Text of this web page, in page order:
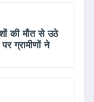
की मौत से उठे
ग्रामीणों ने